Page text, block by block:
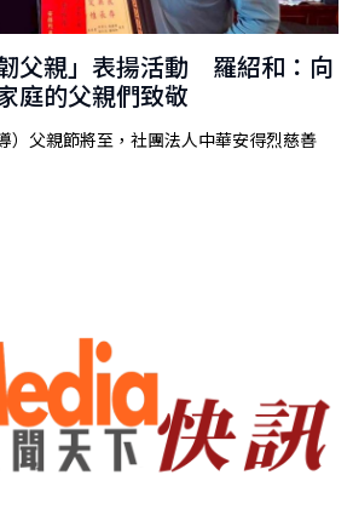
父親」表揚活動 羅紹和：向
庭的父親們致敬
）父親節將至，社團法人中華安得烈慈善